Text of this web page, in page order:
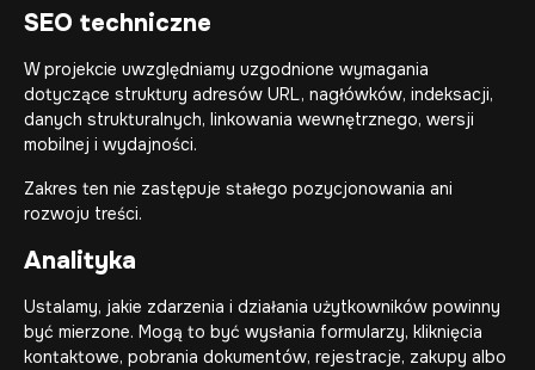
SEO techniczne
W projekcie uwzględniamy uzgodnione wymagania
dotyczące struktury adresów URL, nagłówków, indeksacji,
danych strukturalnych, linkowania wewnętrznego, wersji
mobilnej i wydajności.
Zakres ten nie zastępuje stałego pozycjonowania ani
rozwoju treści.
Analityka
Ustalamy, jakie zdarzenia i działania użytkowników powinny
być mierzone. Mogą to być wysłania formularzy, kliknięcia
kontaktowe, pobrania dokumentów, rejestracje, zakupy albo